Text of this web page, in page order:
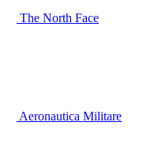
The North Face
Aeronautica Militare